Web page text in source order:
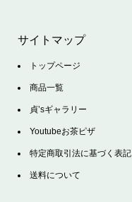
サイトマップ
トップページ
商品一覧
貞’sギャラリー
Youtubeお茶ピザ
特定商取引法に基づく表記
送料について